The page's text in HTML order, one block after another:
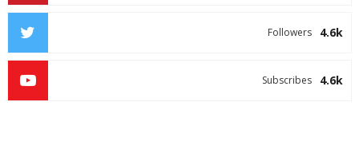
4.6k
Followers
4.6k
Subscribes